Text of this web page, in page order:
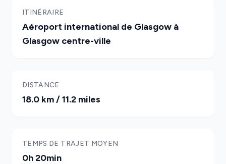
ITINÉRAIRE
Aéroport international de Glasgow à
Glasgow centre-ville
DISTANCE
18.0 km / 11.2 miles
TEMPS DE TRAJET MOYEN
0h 20min